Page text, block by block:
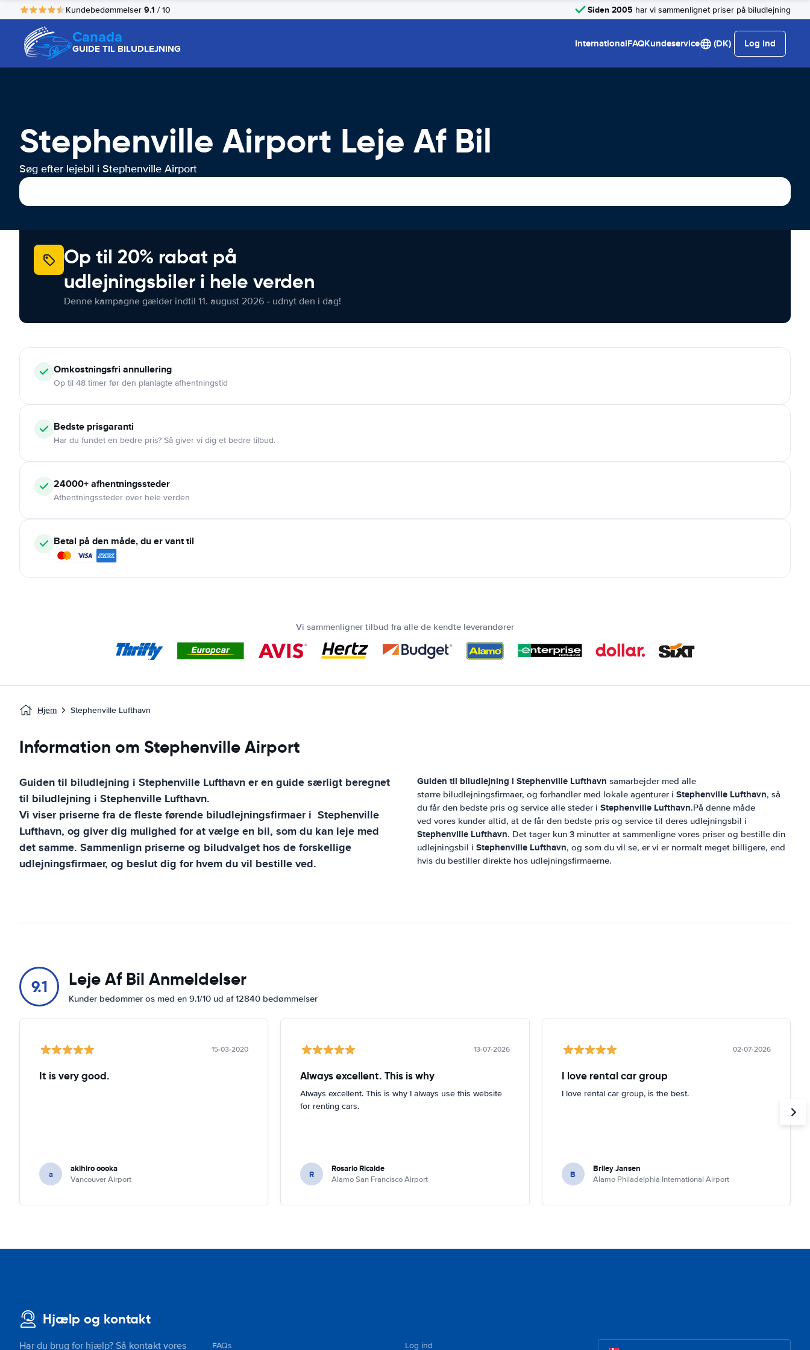
Kundebedømmelser 9.1 / 10 Siden 2005 har vi sammenlignet priser på biludlejning
Canada
GUIDE TIL BILUDLEJNING InternationalFAQKundeservice (DK) Log ind
Stephenville Airport Leje Af Bil
Søg efter lejebil i Stephenville Airport
Op til 20% rabat på
udlejningsbiler i hele verden
Denne kampagne gælder indtil 11. august 2026 - udnyt den i dag!
Omkostningsfri annullering
Op til 48 timer før den planlagte afhentningstid
Bedste prisgaranti
Har du fundet en bedre pris? Så giver vi dig et bedre tilbud.
24000+afhentningssteder
Afhentningssteder over hele verden
Betal på den måde, du er vant til
Vi sammenligner tilbud fra alle de kendte leverandører
Hjem Stephenville Lufthavn
Information om Stephenville Airport
Guiden til biludlejning i Stephenville Lufthavner en guide særligt beregnet
til biludlejning i Stephenville Lufthavn.
Vi viser priserne fra de fleste førende biludlejningsfirmaer i Stephenville
Lufthavn, og giver dig mulighed for at vælge en bil, som du kan leje med
det samme. Sammenlign priserne og biludvalget hos de forskellige
udlejningsfirmaer, og beslut dig for hvem du vil bestille ved.
Guiden til biludlejning i Stephenville Lufthavn samarbejder med alle
større biludlejningsfirmaer, og forhandler med lokale agenturer i Stephenville Lufthavn, så
du får den bedste pris og service alle steder i Stephenville Lufthavn.På denne måde
ved vores kunder altid, at de får den bedste pris og service til deres udlejningsbil i
Stephenville Lufthavn. Det tager kun 3 minutter at sammenligne vores priser og bestille din
udlejningsbil i Stephenville Lufthavn, og som du vil se, er vi er normalt meget billigere, end
hvis du bestiller direkte hos udlejningsfirmaerne.
9.1 Leje Af Bil Anmeldelser
Kunder bedømmer os med en 9.1/10 ud af 12840 bedømmelser
15-03-2020
It is very good.
a akihiro oooka
Vancouver Airport
13-07-2026
Always excellent. This is why
Always excellent. This is why I always use this website
for renting cars.
R Rosario Ricalde
Alamo San Francisco Airport
02-07-2026
I love rental car group
I love rental car group, is the best.
B Briley Jansen
Alamo Philadelphia International Airport
Hjælp og kontakt
Har du brug for hjælp? Så kontakt vores FAQs Log ind